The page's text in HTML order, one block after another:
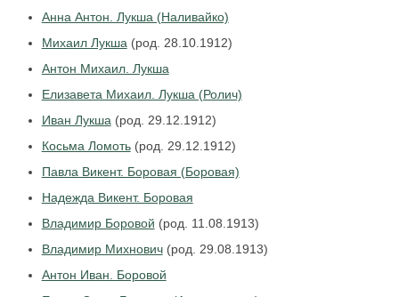
Анна Антон. Лукша (Наливайко)
Михаил Лукша(род. 28.10.1912)
Антон Михаил. Лукша
Елизавета Михаил. Лукша (Ролич)
Иван Лукша(род. 29.12.1912)
Косьма Ломоть(род. 29.12.1912)
Павла Викент. Боровая (Боровая)
Надежда Викент. Боровая
Владимир Боровой (род. 11.08.1913)
Владимир Михнович(род. 29.08.1913)
Антон Иван. Боровой